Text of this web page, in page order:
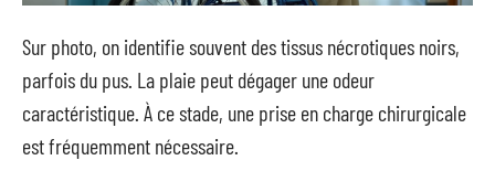
Sur photo, on identifie souvent des tissus nécrotiques noirs,
parfois du pus. La plaie peut dégager une odeur
caractéristique. À ce stade, une prise en charge chirurgicale
est fréquemment nécessaire.